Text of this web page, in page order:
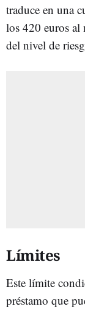
traduce en una
los 420 euros al
del nivel de
Límites
Este límite
préstamo que